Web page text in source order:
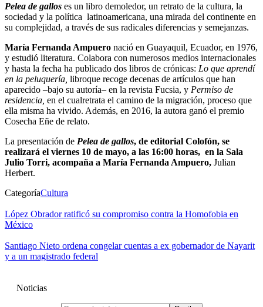
Pelea de gallos es un libro demoledor, un retrato de la cultura, la
sociedad y la política latinoamericana, una mirada del continente en
su complejidad, a través de sus radicales diferencias y semejanzas.
María Fernanda Ampuero nació en Guayaquil, Ecuador, en 1976,
y estudió literatura. Colabora con numerosos medios internacionales
y hasta la fecha ha publicado dos libros de crónicas: Lo que aprendí
en la peluquería, libroque recoge decenas de artículos que han
aparecido –bajo su autoría– en la revista Fucsia, y Permiso de
residencia, en el cualretrata el camino de la migración, proceso que
ella misma ha vivido. Además, en 2016, la autora ganó el premio
Cosecha Eñe de relato.
La presentación de Pelea de gallos, de editorial Colofón, se
realizará el viernes 10 de mayo, a las 16:00 horas, en la Sala
Julio Torri, acompaña a María Fernanda Ampuero, Julian
Herbert.
CategoríaCultura
López Obrador ratificó su compromiso contra la Homofobia en
México
Santiago Nieto ordena congelar cuentas a ex gobernador de Nayarit
y a un magistrado federal
Noticias